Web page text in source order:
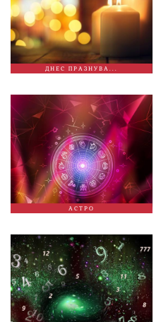
ДНЕС ПРАЗНУВА...
АСТРО